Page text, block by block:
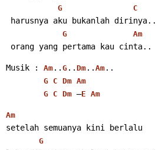
G C
harusnya aku bukanlah dirinya..
G Am
orang yang pertama kau cinta..
Musik : Am .. G .. Dm .. Am ..
G C Dm Am
G C Dm –E Am
Am
setelah semuanya kini berlalu
G